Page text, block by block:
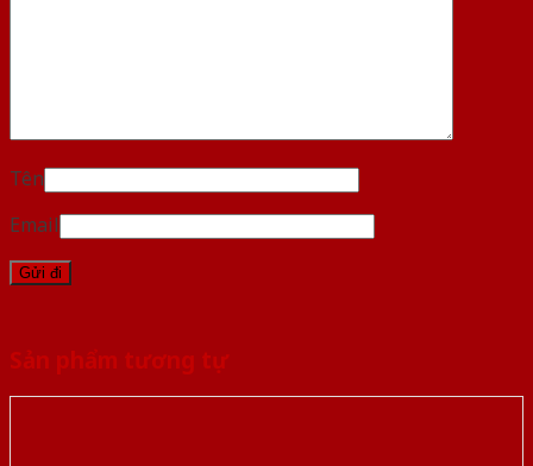
Tên
Email
Sản phẩm tương tự